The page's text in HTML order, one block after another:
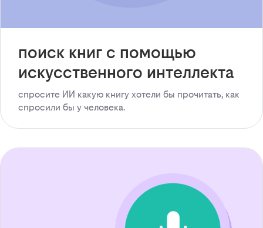
поиск книг с помощью
искусственного интеллекта
спросите ИИ какую книгу хотели бы прочитать, как
спросили бы у человека.